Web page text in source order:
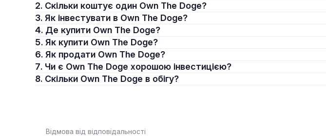
2. Скільки коштує один Own The Doge?
3. Як інвестувати в Own The Doge?
4. Де купити Own The Doge?
5. Як купити Own The Doge?
6. Як продати Own The Doge?
7. Чи є Own The Doge хорошою інвестицією?
8. Скільки Own The Doge в обігу?
Відмова від відповідальності